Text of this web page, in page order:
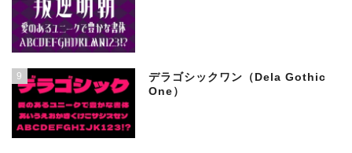
9
デラゴシックワン（Dela Gothic
One）